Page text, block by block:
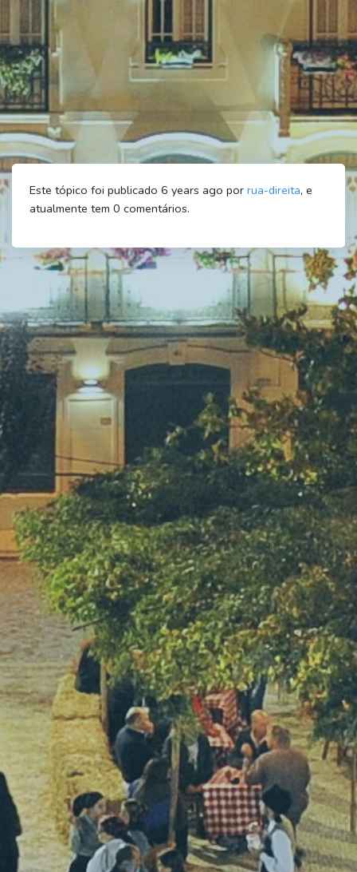
Este tópico foi publicado 6 years ago por rua-direita, e
atualmente tem 0 comentários.